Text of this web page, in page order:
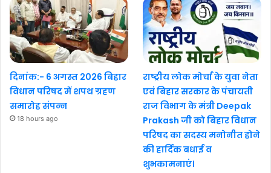
दिनांक:- 6 अगस्त 2026 बिहार
विधान परिषद में शपथ ग्रहण
समारोह संपन्न
18 hours ago
राष्ट्रीय लोक मोर्चा के युवा नेता
एवं बिहार सरकार के पंचायती
राज विभाग के मंत्री Deepak
Prakash जी को बिहार विधान
परिषद का सदस्य मनोनीत होने
की हार्दिक बधाई व
शुभकामनाएं।